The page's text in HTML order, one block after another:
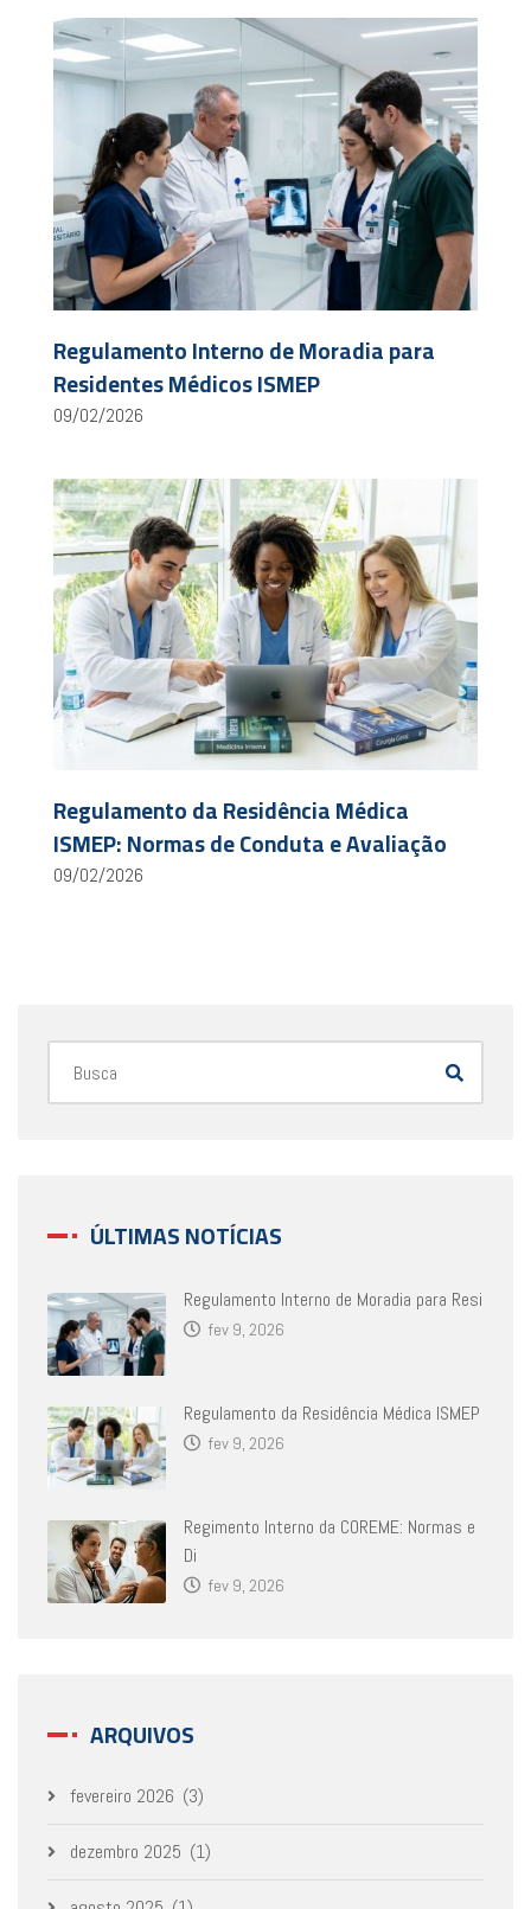
Regulamento Interno de Moradia para
Residentes Médicos ISMEP
09/02/2026
Regulamento da Residência Médica
ISMEP: Normas de Conduta e Avaliação
09/02/2026
ÚLTIMAS NOTÍCIAS
Regulamento Interno de Moradia para Resi
fev 9, 2026
Regulamento da Residência Médica ISMEP
fev 9, 2026
Regimento Interno da COREME: Normas e
Di
fev 9, 2026
ARQUIVOS
fevereiro 2026 (3)
dezembro 2025 (1)